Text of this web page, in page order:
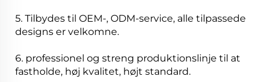
5. Tilbydes til OEM-, ODM-service, alle tilpassede
designs er velkomne.
6. professionel og streng produktionslinje til at
fastholde, høj kvalitet, højt standard.